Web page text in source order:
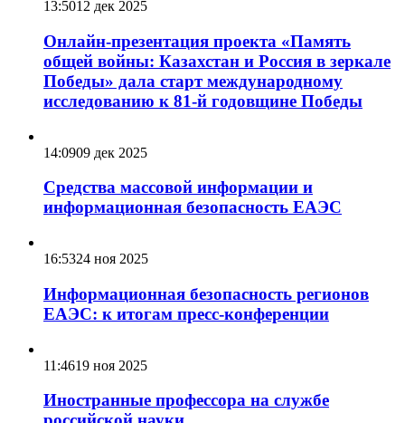
13:5012 дек 2025
Онлайн-презентация проекта «Память
общей войны: Казахстан и Россия в зеркале
Победы» дала старт международному
исследованию к 81-й годовщине Победы
14:0909 дек 2025
Средства массовой информации и
информационная безопасность ЕАЭС
16:5324 ноя 2025
Информационная безопасность регионов
ЕАЭС: к итогам пресс-конференции
11:4619 ноя 2025
Иностранные профессора на службе